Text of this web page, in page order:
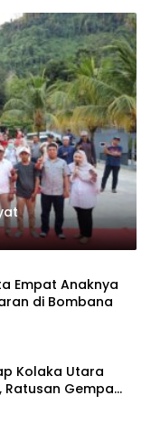
Empat Anaknya
di Bombana
Kolaka Utara
Ratusan Gempa